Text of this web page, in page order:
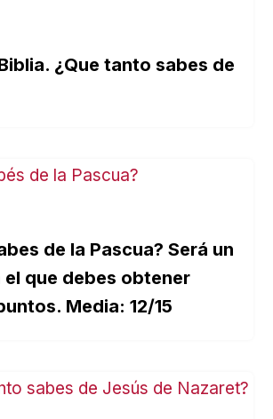
¿Que tanto sabes de
de la Pascua? Será un
que debes obtener
Media: 12/15